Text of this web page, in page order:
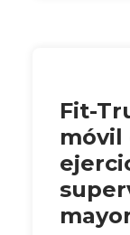
Fit-
móvil